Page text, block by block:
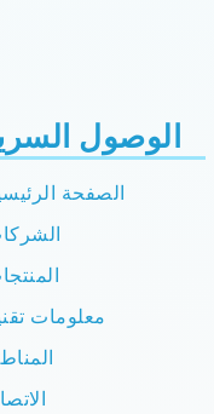
الوصول
الصفحة
معلومات